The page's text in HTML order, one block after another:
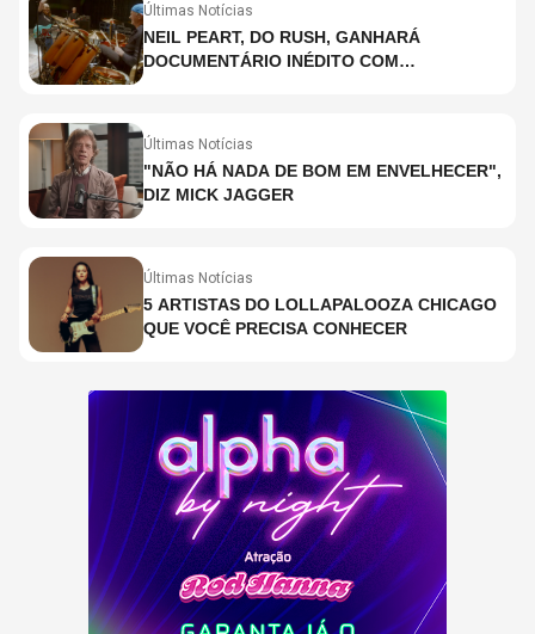
Últimas Notícias
NEIL PEART, DO RUSH, GANHARÁ
DOCUMENTÁRIO INÉDITO COM
Últimas Notícias
"NÃO HÁ NADA DE BOM EM ENVELHECER",
DIZ MICK JAGGER
Últimas Notícias
5 ARTISTAS DO LOLLAPALOOZA CHICAGO
QUE VOCÊ PRECISA CONHECER